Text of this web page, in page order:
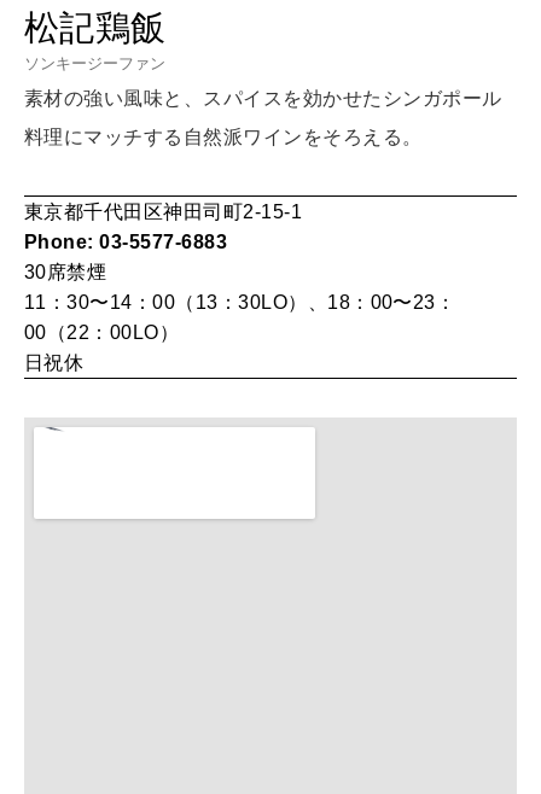
女神まり愛のタロットメッセージ
LEARN
知る、考える
MAMA
ママもいろいろ
松記鶏飯
ソンキージーファン
素材の強い風味と、スパイスを効かせたシンガポール
料理にマッチする自然派ワインをそろえる。
東京都千代田区神田司町2-15-1
Phone: 03-5577-6883
30席禁煙
11：30〜14：00（13：30LO）、18：00〜23：
00（22：00LO）
日祝休